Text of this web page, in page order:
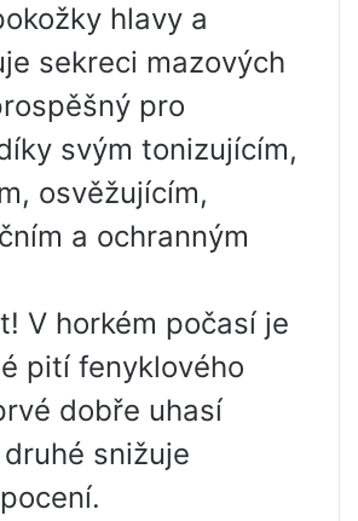
hlavy a
sekreci mazových
pro
svým tonizujícím,
osvěžujícím,
a ochranným
V horkém počasí je
pití fenyklového
dobře uhasí
snižuje